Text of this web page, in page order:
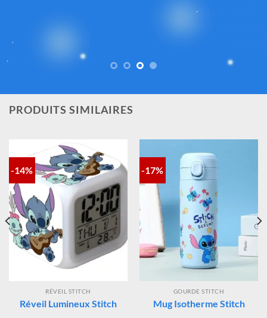
particulière portée à la qualité, aux détails et à la conformité
PRODUITS SIMILAIRES
-14%
RÉVEIL STITCH
Réveil Lumineux Stitch
-17%
GOURDE STITCH
Mug Isotherme Stitch